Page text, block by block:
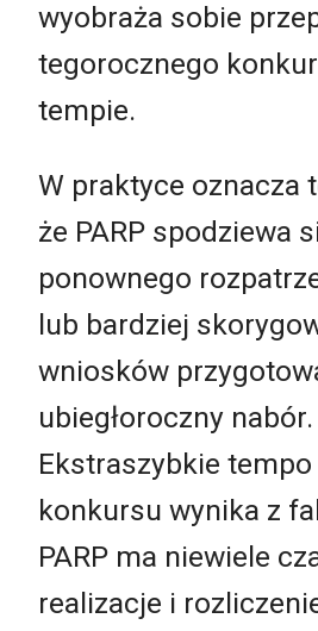
wyobraża sobie
tegorocznego
tempie.
W praktyce oznacza
że PARP spodziewa
ponownego
lub bardziej
wniosków
ubiegłoroczny nabór.
Ekstraszybkie
konkursu wynika z
PARP ma niewiele
realizacje i